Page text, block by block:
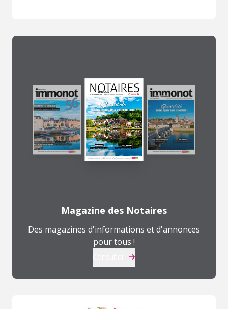
Magazine des Notaires
Des magazines d'informations et d'annonces
pour tous !